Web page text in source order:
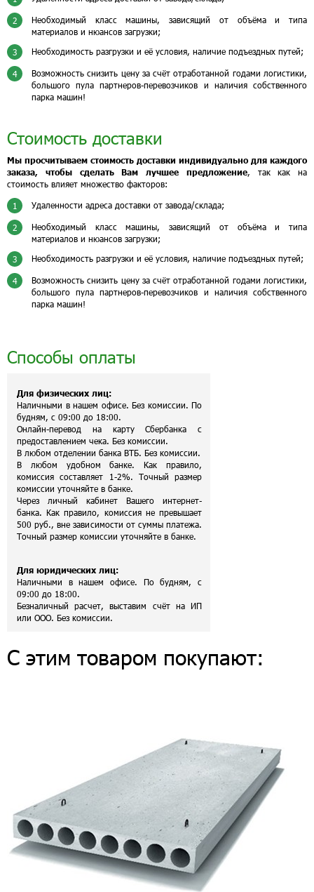
2
Необходимый класс машины, зависящий от объёма и типа
материалов и нюансов загрузки;
3 Необходимость разгрузки и её условия, наличие подъездных путей;
4
Возможность снизить цену за счёт отработанной годами логистики,
большого пула партнеров-перевозчиков и наличия собственного
парка машин!
Стоимость доставки
Мы просчитываем стоимость доставки индивидуально для каждого
заказа, чтобы сделать Вам лучшее предложение, так как на
стоимость влияет множество факторов:
1 Удаленности адреса доставки от завода/склада;
2
Необходимый класс машины, зависящий от объёма и типа
материалов и нюансов загрузки;
3 Необходимость разгрузки и её условия, наличие подъездных путей;
4
Возможность снизить цену за счёт отработанной годами логистики,
большого пула партнеров-перевозчиков и наличия собственного
парка машин!
Способы оплаты
Для физических лиц:
Наличными в нашем офисе. Без комиссии. По
будням, с 09:00 до 18:00.
Онлайн-перевод на карту Сбербанка с
предоставлением чека. Без комиссии.
В любом отделении банка ВТБ. Без комиссии.
В любом удобном банке. Как правило,
комиссия составляет 1-2%. Точный размер
комиссии уточняйте в банке.
Через личный кабинет Вашего интернет-
банка. Как правило, комиссия не превышает
500 руб., вне зависимости от суммы платежа.
Точный размер комиссии уточняйте в банке.
Для юридических лиц:
Наличными в нашем офисе. По будням, с
09:00 до 18:00.
Безналичный расчет, выставим счёт на ИП
или ООО. Без комиссии.
С этим товаром покупают: